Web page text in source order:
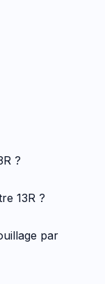
?
13R ?
par